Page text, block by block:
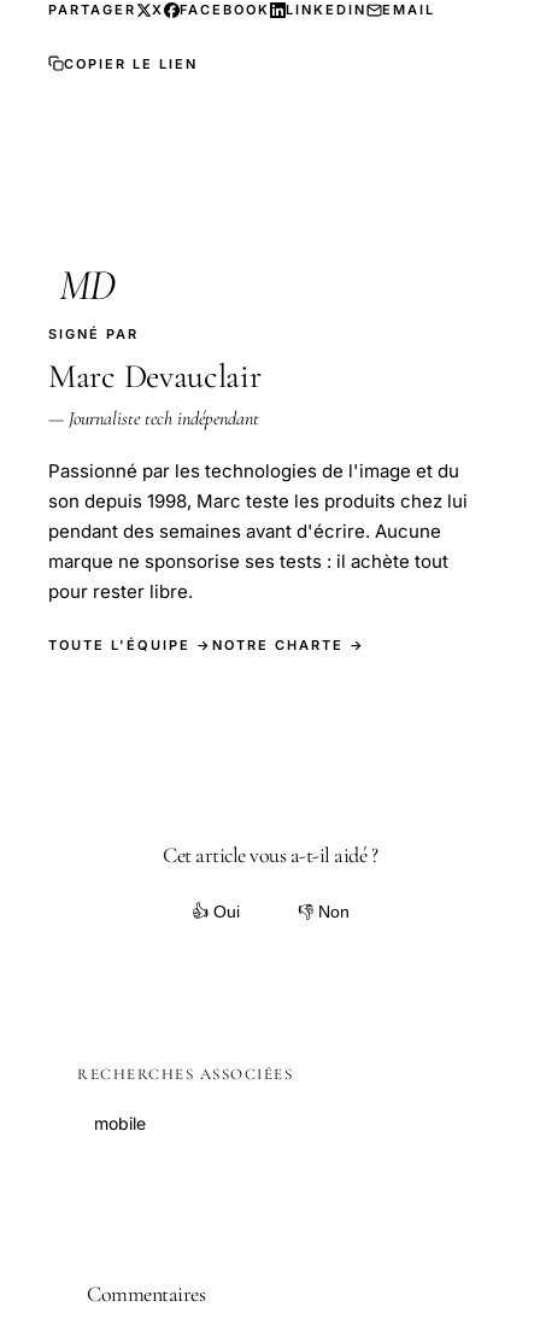
PARTAGER X FACEBOOK LINKEDIN EMAIL
COPIER LE LIEN
MD
SIGNÉ PAR
Marc Devauclair
— Journaliste tech indépendant
Passionné par les technologies de l'image et du
son depuis 1998, Marc teste les produits chez lui
pendant des semaines avant d'écrire. Aucune
marque ne sponsorise ses tests : il achète tout
pour rester libre.
TOUTE L'ÉQUIPE → NOTRE CHARTE →
Cet article vous a-t-il aidé ?
👍 Oui 👎 Non
RECHERCHES ASSOCIÉES
mobile
Commentaires